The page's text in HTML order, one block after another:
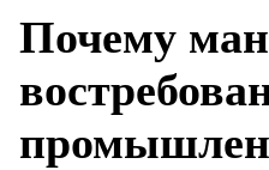
Почему